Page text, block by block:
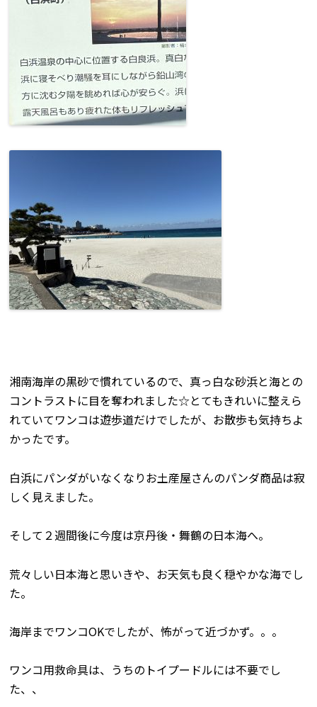
湘南海岸の黒砂で慣れているので、真っ白な砂浜と海との
コントラストに目を奪われました☆とてもきれいに整えら
れていてワンコは遊歩道だけでしたが、お散歩も気持ちよ
かったです。
白浜にパンダがいなくなりお土産屋さんのパンダ商品は寂
しく見えました。
そして２週間後に今度は京丹後・舞鶴の日本海へ。
荒々しい日本海と思いきや、お天気も良く穏やかな海でし
た。
海岸までワンコOKでしたが、怖がって近づかず。。。
ワンコ用救命具は、うちのトイプードルには不要でし
た、、